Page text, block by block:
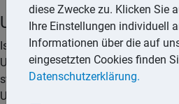
Unterhaltszahlungen
Ist der Ehemann oder die Ehefrau
Unterhaltszahlungen verpflichtet,
steuerlich als außergewöhnliche
Unterhaltshöchstbetrag können die
diese Zwecke zu. Klicken Sie
Ihre Einstellungen individuell
Informationen über die auf
eingesetzten Cookies finden
Datenschutzerklärung.